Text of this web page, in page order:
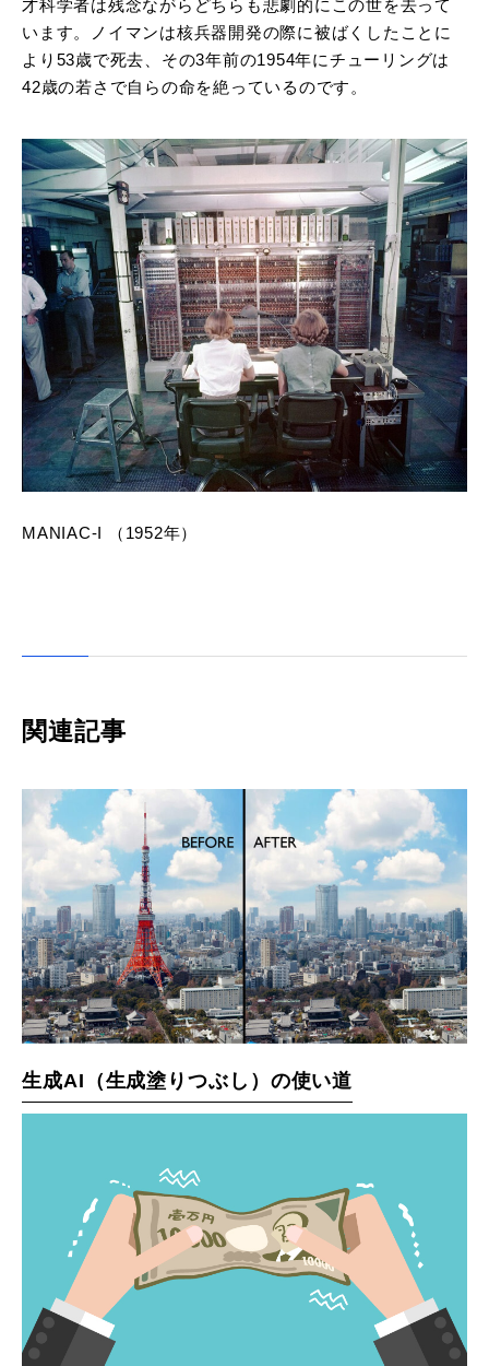
才科学者は残念ながらどちらも悲劇的にこの世を去って
います。ノイマンは核兵器開発の際に被ばくしたことに
より53歳で死去、その3年前の1954年にチューリングは
42歳の若さで自らの命を絶っているのです。
MANIAC-I （1952年）
関連記事
生成AI（生成塗りつぶし）の使い道